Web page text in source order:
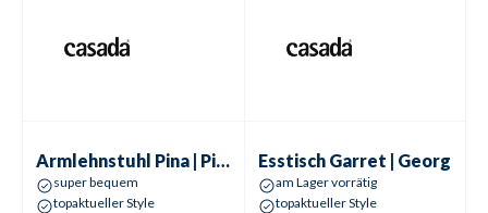
Armlehnstuhl Pina | Pilar
super bequem
topaktueller Style
Esstisch Garret | Georg
am Lager vorrätig
topaktueller Style